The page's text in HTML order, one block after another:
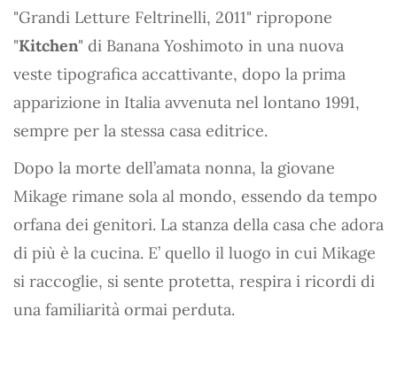
"Grandi Letture Feltrinelli, 2011" ripropone
"Kitchen" di Banana Yoshimoto in una nuova
veste tipografica accattivante, dopo la prima
apparizione in Italia avvenuta nel lontano 1991,
sempre per la stessa casa editrice.
Dopo la morte dell’amata nonna, la giovane
Mikage rimane sola al mondo, essendo da tempo
orfana dei genitori. La stanza della casa che adora
di più è la cucina. E’ quello il luogo in cui Mikage
si raccoglie, si sente protetta, respira i ricordi di
una familiarità ormai perduta.